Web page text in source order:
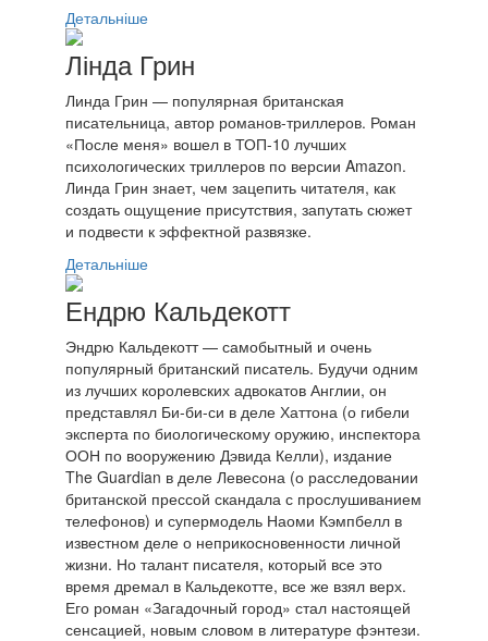
Детальніше
Лінда Грин
Линда Грин — популярная британская
писательница, автор романов-триллеров. Роман
«После меня» вошел в ТОП-10 лучших
психологических триллеров по версии Amazon.
Линда Грин знает, чем зацепить читателя, как
создать ощущение присутствия, запутать сюжет
и подвести к эффектной развязке.
Детальніше
Ендрю Кальдекотт
Эндрю Кальдекотт — самобытный и очень
популярный британский писатель. Будучи одним
из лучших королевских адвокатов Англии, он
представлял Би-би-си в деле Хаттона (о гибели
эксперта по биологическому оружию, инспектора
ООН по вооружению Дэвида Келли), издание
The Guardian в деле Левесона (о расследовании
британской прессой скандала с прослушиванием
телефонов) и супермодель Наоми Кэмпбелл в
известном деле о неприкосновенности личной
жизни. Но талант писателя, который все это
время дремал в Кальдекотте, все же взял верх.
Его роман «Загадочный город» стал настоящей
сенсацией, новым словом в литературе фэнтези.